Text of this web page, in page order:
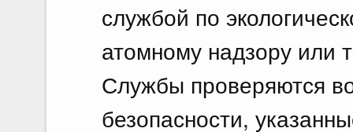
службой по
атомному надзору или
Службы проверяются
безопасности,